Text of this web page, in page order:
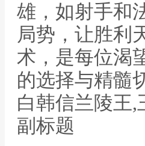
雄，如射手和
局势，让胜利
术，是每位渴
的选择与精髓
白韩信兰陵王
副标题